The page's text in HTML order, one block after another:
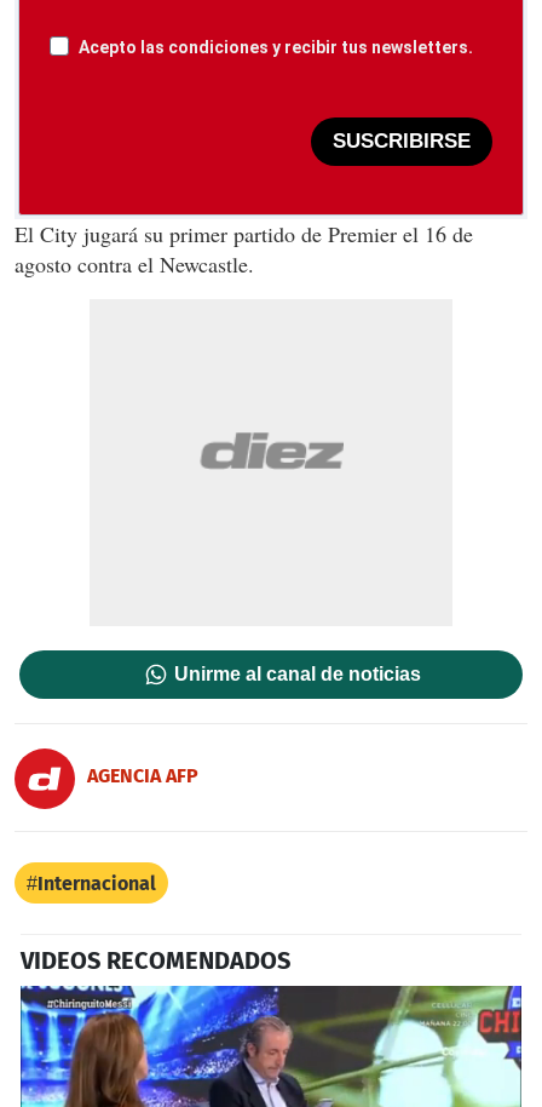
Acepto las condiciones y recibir tus newsletters.
SUSCRIBIRSE
El City jugará su primer partido de Premier el 16 de
agosto contra el Newcastle.
Unirme al canal de noticias
AGENCIA AFP
Internacional
VIDEOS RECOMENDADOS